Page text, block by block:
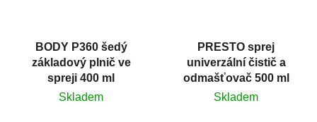
BODY P360 šedý
základový plnič ve
spreji 400 ml
Skladem
PRESTO sprej
univerzální čistič a
odmašťovač 500 ml
Skladem